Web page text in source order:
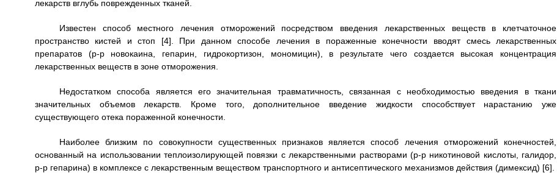
лекарств вглубь поврежденных тканей.
Известен способ местного лечения отморожений посредством введения лекарственных веществ в клетчаточное
пространство кистей и стоп [4]. При данном способе лечения в пораженные конечности вводят смесь лекарственных
препаратов (р-р новокаина, гепарин, гидрокортизон, мономицин), в результате чего создается высокая концентрация
лекарственных веществ в зоне отморожения.
Недостатком способа является его значительная травматичность, связанная с необходимостью введения в ткани
значительных объемов лекарств. Кроме того, дополнительное введение жидкости способствует нарастанию уже
существующего отека пораженной конечности.
Наиболее близким по совокупности существенных признаков является способ лечения отморожений конечностей,
основанный на использовании теплоизолирующей повязки с лекарственными растворами (р-р никотиновой кислоты, галидор,
р-р гепарина) в комплексе с лекарственным веществом транспортного и антисептического механизмов действия (димексид) [6].